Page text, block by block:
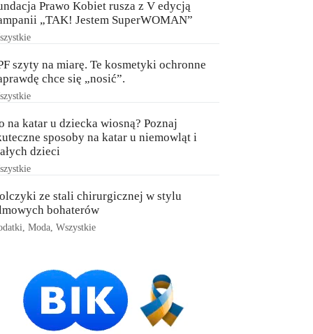
Prawo Kobiet rusza z V edycją
„TAK! Jestem SuperWOMAN”
szyty na miarę. Te kosmetyki ochronne
chce się „nosić”.
na katar u dziecka wiosną? Poznaj
sposoby na katar u niemowląt i
dzieci
ze stali chirurgicznej w stylu
bohaterów
,Moda,Wszystkie